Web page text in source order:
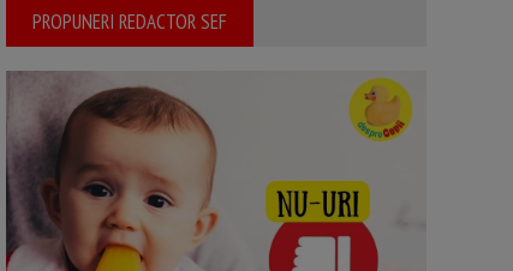
PROPUNERI REDACTOR SEF